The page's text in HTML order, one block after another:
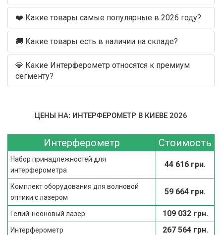
❤️ Какие товары самые популярные в 2026 году?
🚚 Какие товары есть в наличии на складе?
💎 Какие Интерферометр относятся к премиум
сегменту?
ЦЕНЫ НА: ИНТЕРФЕРОМЕТР В КИЕВЕ 2026
Интерферометр Стоимость
Набор принадлежностей для
интерферометра
44 616 грн.
Комплект оборудования для волновой
оптики с лазером
59 664 грн.
Гелий-неоновый лазер 109 032 грн.
Интерферометр 267 564 грн.